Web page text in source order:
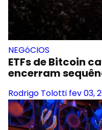
NEGóCIOS
ETFs de Bitcoin
encerram
Rodrigo Tolotti fev 03,